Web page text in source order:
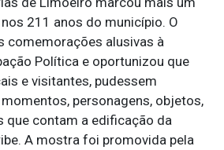
211 anos do município. O
comemorações alusivas à
Política e oportunizou que
e visitantes, pudessem
personagens, objetos,
que contam a edificação da
A mostra foi promovida pela